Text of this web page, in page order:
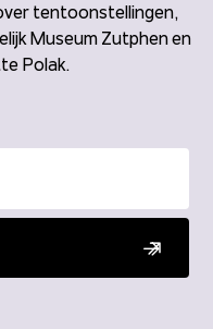
tentoonstellingen,
Museum Zutphen en
Polak.